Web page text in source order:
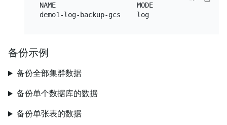
NAME                    MODE       STATUS     ...
备份示例
备份全部集群数据
备份单个数据库的数据
备份单张表的数据